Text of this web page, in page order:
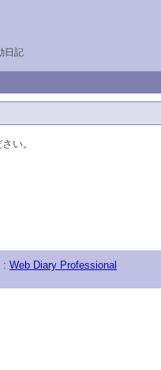
日記
い。
: Web Diary Professional